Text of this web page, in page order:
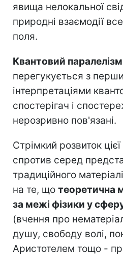
явища нелокальної
природні взаємодії
поля.
Квантовий паралелізм
перегукується з
інтерпретаціями
спостерігач і
нерозривно пов'язані.
Стрімкий розвиток
спротив серед
традиційного
на те, що теоретична
за межі фізики у
(вчення про
душу, свободу волі,
Аристотелем тощо -